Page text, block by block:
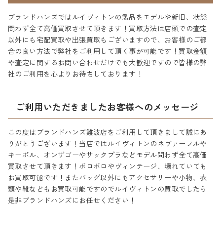
ブランドハンズではルイヴィトンの製品をモデルや新旧、状態
問わず全て高価買取させて頂きます！買取方法は店頭での査定
以外にも宅配買取や出張買取もございますので、お客様のご都
合の良い方法で弊社をご利用して頂く事が可能です！買取金額
や査定に関するお問い合わせだけでも大歓迎ですので皆様の弊
社のご利用を心よりお待ちしております！
ご利用いただきましたお客様へのメッセージ
この度はブランドハンズ難波店をご利用して頂きまして誠にあ
りがとうございます！当店ではルイヴィトンのネヴァーフルや
キーポル、オンザゴーやサックプラなどモデル問わず全て高価
買取させて頂きます！ボロボロやヴィンテージ、壊れていても
お買取可能です！またバッグ以外にもアクセサリーや小物、衣
類や靴などもお買取可能ですのでルイヴィトンの買取でしたら
是非ブランドハンズにお任せください！